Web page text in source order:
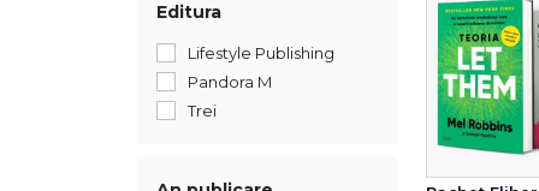
Editura
Lifestyle Publishing
Pandora M
Trei